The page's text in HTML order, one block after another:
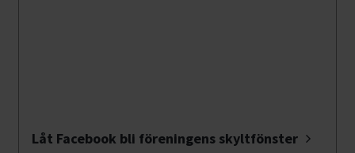
Låt Facebook bli föreningens skyltfönster